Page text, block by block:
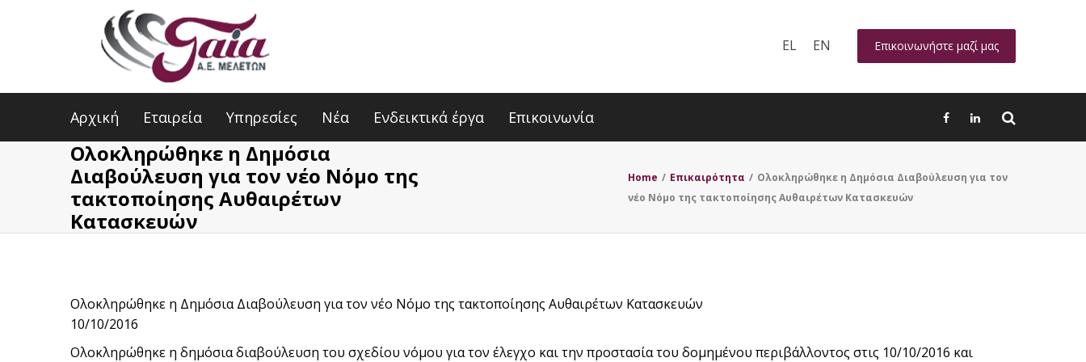
EL EN Επικοινωνήστε μαζί μας
Αρχική Εταιρεία Υπηρεσίες Νέα Ενδεικτικά έργα Επικοινωνία
Ολοκληρώθηκε η Δημόσια
Διαβούλευση για τον νέο Νόμο της
τακτοποίησης Αυθαιρέτων
Κατασκευών
Home / Επικαιρότητα / Ολοκληρώθηκε η Δημόσια Διαβούλευση για τον
νέο Νόμο της τακτοποίησης Αυθαιρέτων Κατασκευών
Ολοκληρώθηκε η Δημόσια Διαβούλευση για τον νέο Νόμο της τακτοποίησης Αυθαιρέτων Κατασκευών
10/10/2016
Ολοκληρώθηκε η δημόσια διαβούλευση του σχεδίου νόμου για τον έλεγχο και την προστασία του δομημένου περιβάλλοντος στις 10/10/2016 και